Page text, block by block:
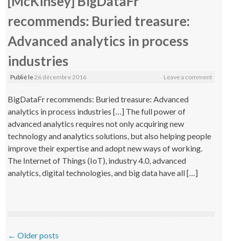
recommends: Buried treasure:
Advanced analytics in process
industries
Publié le 26 décembre 2016 Leave a comment
BigDataFr recommends: Buried treasure: Advanced
analytics in process industries […] The full power of
advanced analytics requires not only acquiring new
technology and analytics solutions, but also helping people
improve their expertise and adopt new ways of working.
The Internet of Things (IoT), industry 4.0, advanced
analytics, digital technologies, and big data have all […]
Post navigation
← Older posts